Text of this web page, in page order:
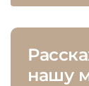
нашу